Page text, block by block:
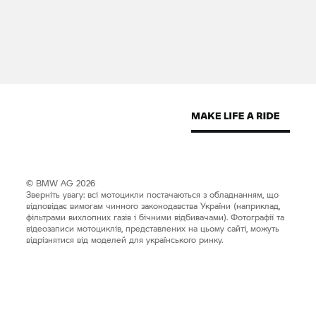
© BMW AG 2026
Зверніть увагу: всі мотоцикли постачаються з обладнанням, що
відповідає вимогам чинного законодавства України (наприклад,
фільтрами вихлопних газів і бічними відбивачами). Фотографії та
відеозаписи мотоциклів, представлених на цьому сайті, можуть
відрізнятися від моделей для українського ринку.